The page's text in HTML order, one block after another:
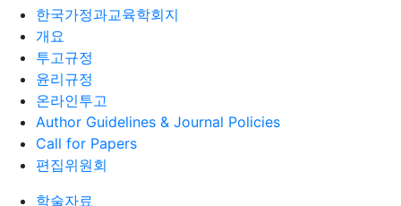
한국가정과교육학회지
개요
투고규정
윤리규정
온라인투고
Author Guidelines & Journal Policies
Call for Papers
편집위원회
학술자료